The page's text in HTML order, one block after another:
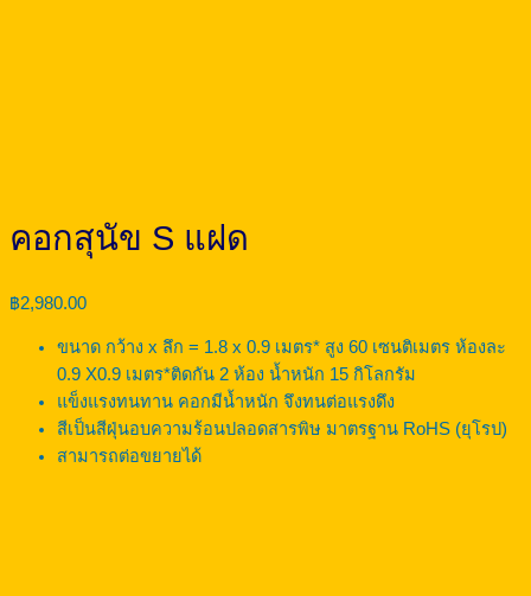
คอกสุนัข S แฝด
฿2,980.00
ขนาด กว้าง x ลึก = 1.8 x 0.9 เมตร* สูง 60 เซนติเมตร ห้องละ
0.9 X0.9 เมตร*ติดกัน 2 ห้อง น้ำหนัก 15 กิโลกรัม
แข็งแรงทนทาน คอกมีน้ำหนัก จึงทนต่อแรงดึง
สีเป็นสีฝุ่นอบความร้อนปลอดสารพิษ มาตรฐาน RoHS (ยุโรป)
สามารถต่อขยายได้